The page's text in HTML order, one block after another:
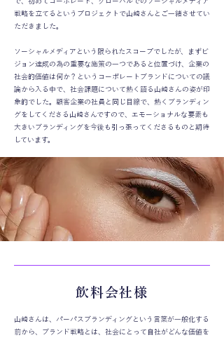
戦略を立てるというプロジェクトで山崎さんとご一緒させてい
ただきました。
ソーシャルメディアという限られたスコープでしたが、まずビ
ジョン達成の為の重要な施策の一つであると位置づけ、企業の
社会的価値は何か？というコーポレートブランドについての議
論から入る中で、社会課題について熱く語る山崎さんの姿が印
象的でした。顧客企業の社員と同じ目線で、熱くブランディン
グをしてくださる山崎さんですので、エモーショナルな要素も
大きいブランディングを今後も引っ張ってくださるものと期待
しています。
飲料会社様
山崎さんは、パーパスブランディングという言葉が一般化する
前から、ブランド戦略とは、社会にとって自社がどんな価値を